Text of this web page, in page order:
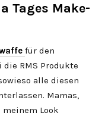
Tages Make-
für den
die RMS Produkte
alle diesen
Mamas,
Look